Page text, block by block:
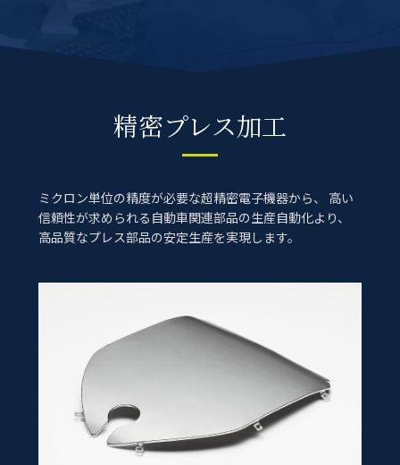
精密プレス加工
ミクロン単位の精度が必要な超精密電子機器から、
高い
信頼性が求められる自動車関連部品の生産自動化より、
高品質なプレス部品の安定生産を実現します。